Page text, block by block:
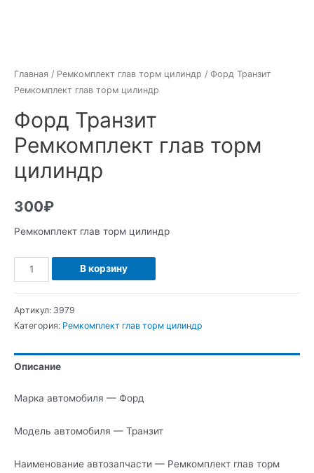
Главная / Ремкомплект глав торм цилиндр / Форд Транзит
Ремкомплект глав торм цилиндр
Форд Транзит
Ремкомплект глав торм
цилиндр
300₽
Ремкомплект глав торм цилиндр
Количество
Форд
Ремкомплект
торм
цилиндр
В корзину
Артикул: 3979
Категория: Ремкомплект глав торм цилиндр
Описание
Марка автомобиля — Форд
Модель автомобиля — Транзит
Наименование автозапчасти — Ремкомплект глав торм